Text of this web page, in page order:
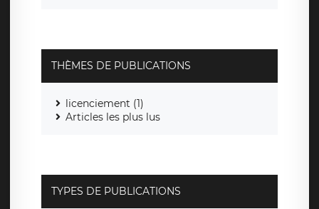
THÈMES DE PUBLICATIONS
licenciement (1)
Articles les plus lus
TYPES DE PUBLICATIONS